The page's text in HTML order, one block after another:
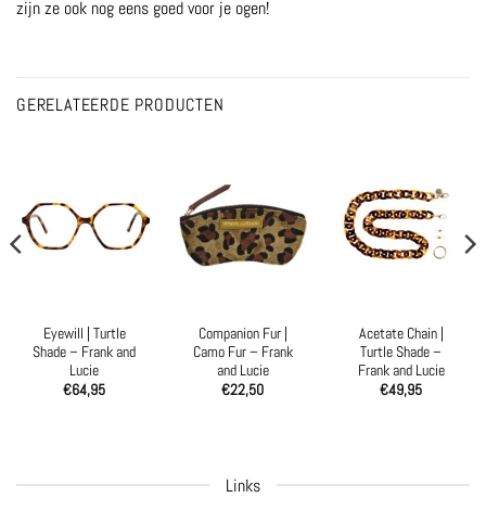
zijn ze ook nog eens goed voor je ogen!
GERELATEERDE PRODUCTEN
Eyewill | Turtle
Shade – Frank and
Lucie
€64,95
Companion Fur |
Camo Fur – Frank
and Lucie
€22,50
Acetate Chain |
Turtle Shade –
Frank and Lucie
€49,95
Links